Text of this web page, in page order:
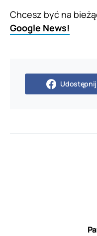
Chcesz być na
Google News!
Udostępnij